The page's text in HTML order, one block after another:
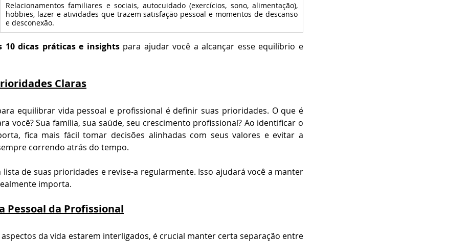
Relacionamentos familiares e sociais, autocuidado (exercícios, sono, alimentação),
hobbies, lazer e atividades que trazem satisfação pessoal e momentos de descanso
e desconexão.
10 dicas práticas e insights para ajudar você a alcançar esse equilíbrio e
Claras
equilibrar vida pessoal e profissional é definir suas prioridades. O que é
você? Sua família, sua saúde, seu crescimento profissional? Ao identificar o
fica mais fácil tomar decisões alinhadas com seus valores e evitar a
correndo atrás do tempo.
lista de suas prioridades e revise-a regularmente. Isso ajudará você a manter
importa.
Pessoal da Profissional
da vida estarem interligados, é crucial manter certa separação entre